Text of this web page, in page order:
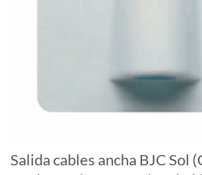
Salida cables ancha BJC Sol